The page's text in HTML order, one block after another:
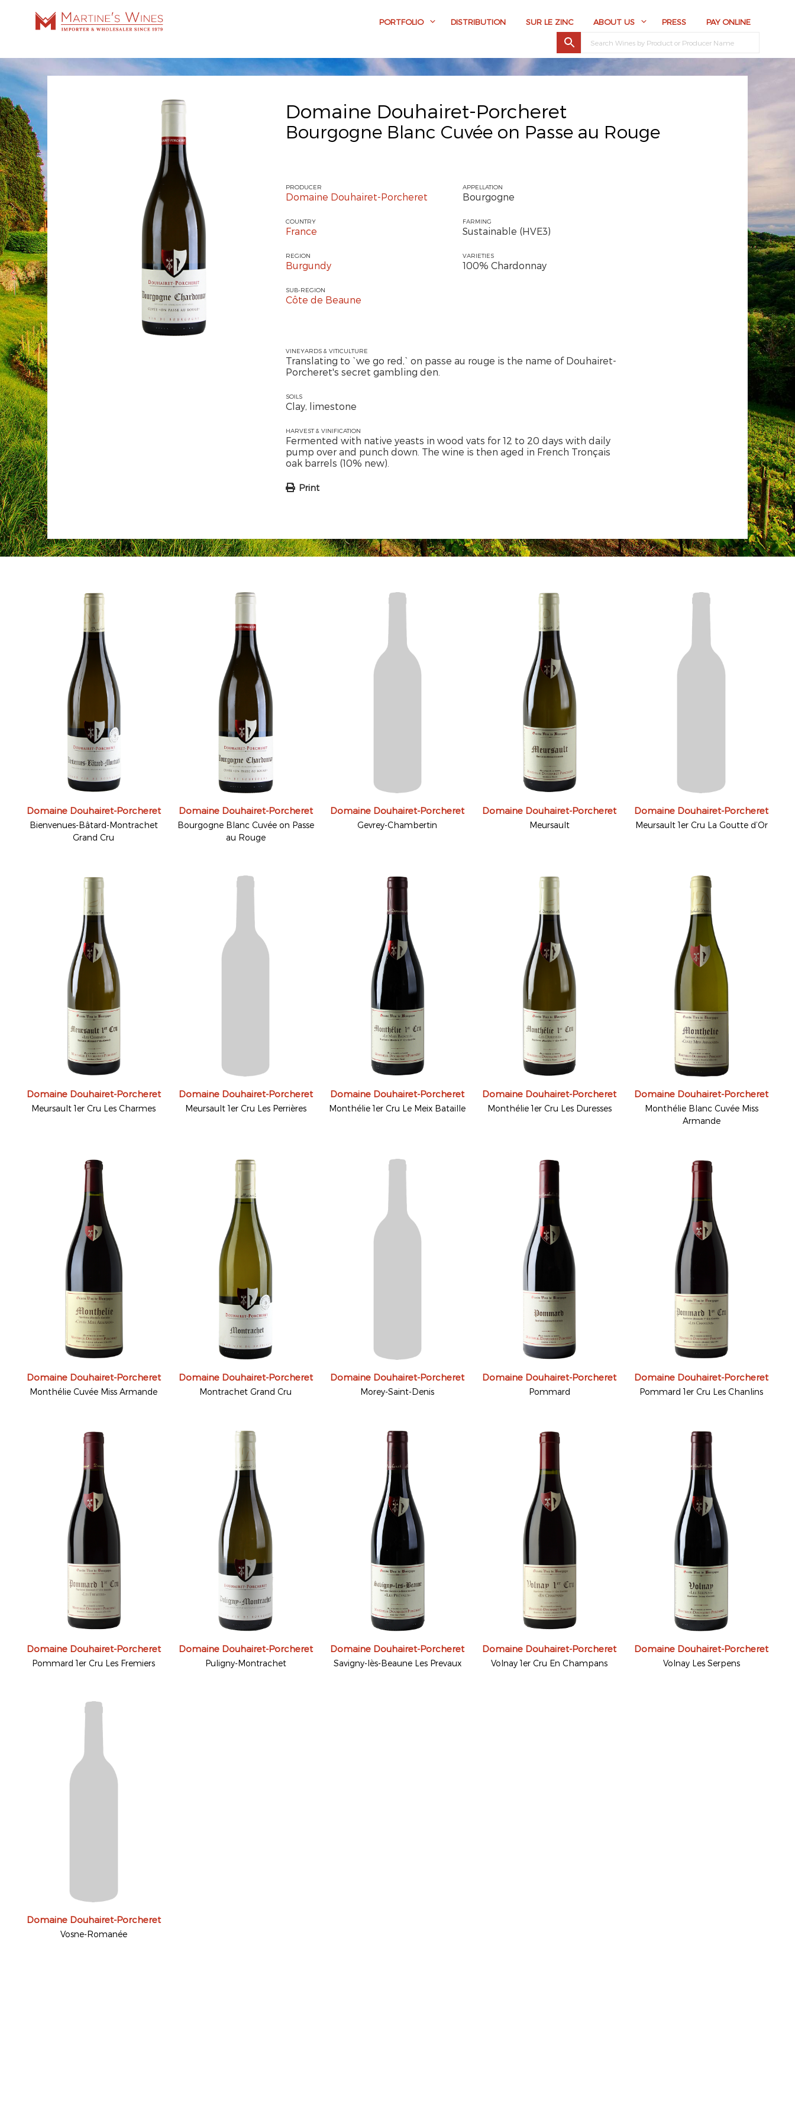
PORTFOLIO DISTRIBUTION SUR LE ZINC ABOUT US PRESS PAY ONLINE
Domaine Douhairet-Porcheret
Bourgogne Blanc Cuvée on Passe au Rouge
PRODUCER
Domaine Douhairet-Porcheret
COUNTRY
France
REGION
Burgundy
SUB-REGION
Côte de Beaune
APPELLATION
Bourgogne
FARMING
Sustainable (HVE3)
VARIETIES
100% Chardonnay
VINEYARDS & VITICULTURE
Translating to `we go red,` on passe au rouge is the name of Douhairet-
Porcheret's secret gambling den.
SOILS
Clay, limestone
HARVEST & VINIFICATION
Fermented with native yeasts in wood vats for 12 to 20 days with daily
pump over and punch down. The wine is then aged in French Tronçais
oak barrels (10% new).
Print
Domaine Douhairet-Porcheret
Bienvenues-Bâtard-Montrachet
Grand Cru
Domaine Douhairet-Porcheret
Bourgogne Blanc Cuvée on Passe
au Rouge
Domaine Douhairet-Porcheret
Gevrey-Chambertin
Domaine Douhairet-Porcheret
Meursault
Domaine Douhairet-Porcheret
Meursault 1er Cru La Goutte d’Or
Domaine Douhairet-Porcheret
Meursault 1er Cru Les Charmes
Domaine Douhairet-Porcheret
Meursault 1er Cru Les Perrières
Domaine Douhairet-Porcheret
Monthélie 1er Cru Le Meix Bataille
Domaine Douhairet-Porcheret
Monthélie 1er Cru Les Duresses
Domaine Douhairet-Porcheret
Monthélie Blanc Cuvée Miss
Armande
Domaine Douhairet-Porcheret
Monthélie Cuvée Miss Armande
Domaine Douhairet-Porcheret
Montrachet Grand Cru
Domaine Douhairet-Porcheret
Morey-Saint-Denis
Domaine Douhairet-Porcheret
Pommard
Domaine Douhairet-Porcheret
Pommard 1er Cru Les Chanlins
Domaine Douhairet-Porcheret
Pommard 1er Cru Les Fremiers
Domaine Douhairet-Porcheret
Puligny-Montrachet
Domaine Douhairet-Porcheret
Savigny-lès-Beaune Les Prevaux
Domaine Douhairet-Porcheret
Volnay 1er Cru En Champans
Domaine Douhairet-Porcheret
Volnay Les Serpens
Domaine Douhairet-Porcheret
Vosne-Romanée